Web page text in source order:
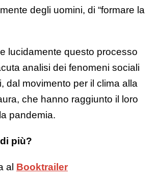
degli uomini, di “formare la
lucidamente questo processo
analisi dei fenomeni sociali
dal movimento per il clima alla
che hanno raggiunto il loro
pandemia.
più?
al Booktrailer